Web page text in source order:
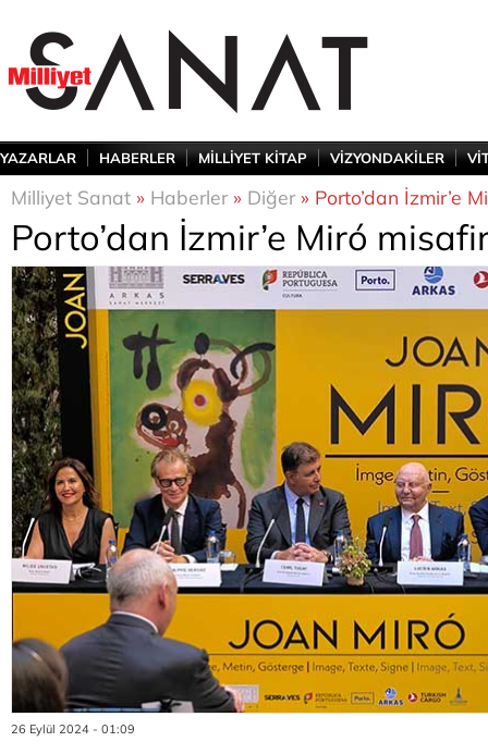
YAZARLAR HABERLER MİLLİYET KİTAP VİZYONDAKİLER
Milliyet Sanat » Haberler» Diğer» Porto’dan İzmir’e
Porto’dan İzmir’e Miró
26 Eylül 2024 - 01:09